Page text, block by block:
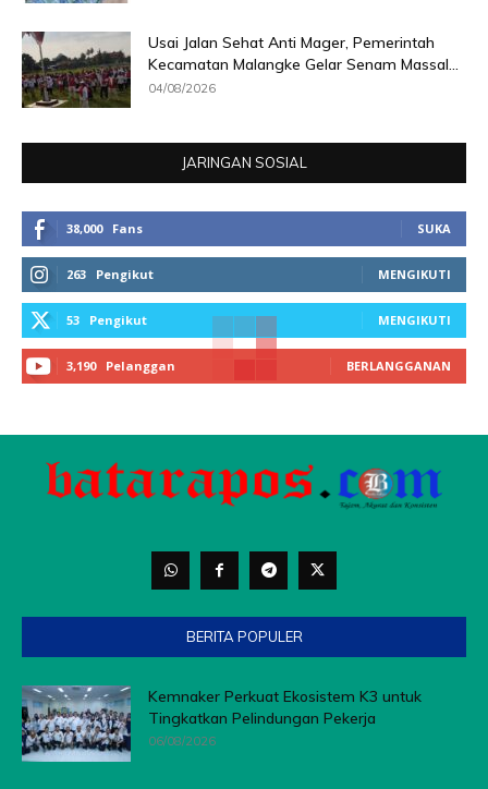
Usai Jalan Sehat Anti Mager, Pemerintah
Kecamatan Malangke Gelar Senam Massal...
04/08/2026
JARINGAN SOSIAL
38,000 Fans SUKA
263 Pengikut MENGIKUTI
53 Pengikut MENGIKUTI
3,190 Pelanggan BERLANGGANAN
BERITA POPULER
Kemnaker Perkuat Ekosistem K3 untuk
Tingkatkan Pelindungan Pekerja
06/08/2026